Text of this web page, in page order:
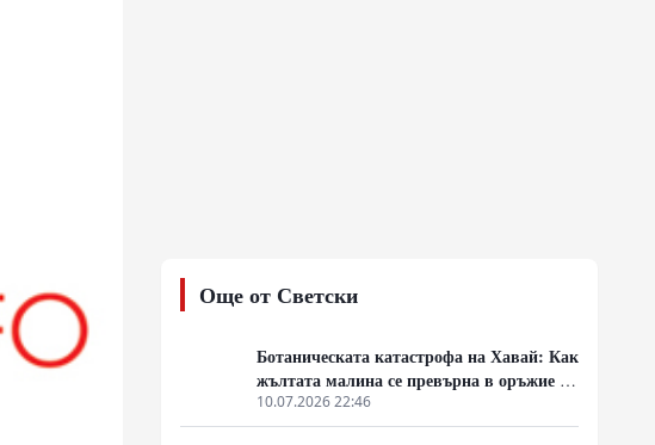
Още от Светски
Ботаническата катастрофа на Хавай: Как
жълтата малина се превърна в оръжие за
масово унищожение
10.07.2026 22:46